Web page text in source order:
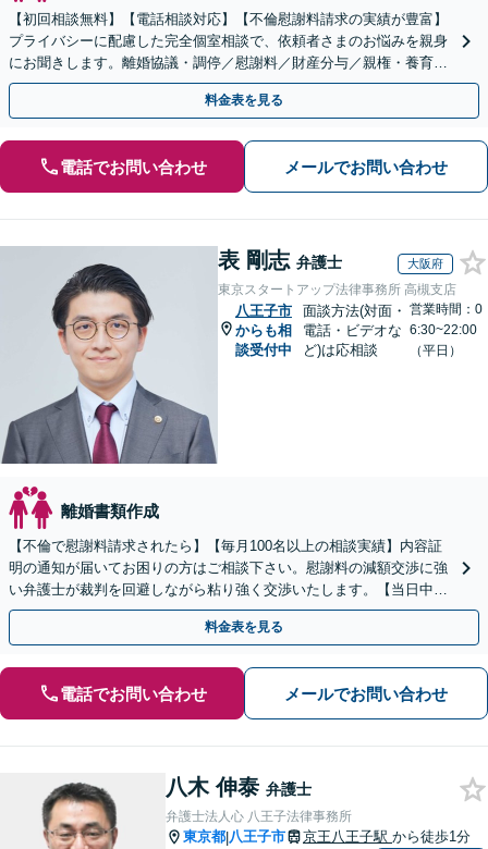
【初回相談無料】【電話相談対応】【不倫慰謝料請求の実績が豊富】
プライバシーに配慮した完全個室相談で、依頼者さまのお悩みを親身
にお聞きします。離婚協議・調停／慰謝料／財産分与／親権・養育
費・面会交流／婚姻費用【休日・夜間相談可】
料金表を見る
電話でお問い合わせ メールでお問い合わせ
表 剛志 弁護士 大阪府
東京スタートアップ法律事務所 高槻支店
八王子市
からも相
談受付中
面談方法(対面・
電話・ビデオな
ど)は応相談
営業時間：0
6:30~22:00
（平日）
離婚書類作成
【不倫で慰謝料請求されたら】【毎月100名以上の相談実績】内容証
明の通知が届いてお困りの方はご相談下さい。慰謝料の減額交渉に強
い弁護士が裁判を回避しながら粘り強く交渉いたします。【当日中の
相談可(予約制)】【全国対応】
料金表を見る
電話でお問い合わせ メールでお問い合わせ
八木 伸泰 弁護士
弁護士法人心 八王子法律事務所
東京都|八王子市 京王八王子駅 から徒歩1分